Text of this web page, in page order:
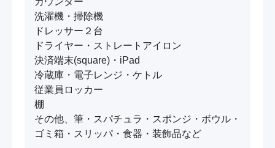
洗濯機・掃除機
ドレッサー２台
ドライヤー・ストレートアイロン
決済端末(square)・iPad
冷蔵庫・電子レンジ・ケトル
従業員ロッカー
棚
その他、筆・スパチュラ・スポンジ・ボウル・
ゴミ箱・スリッパ・食器・装飾品など